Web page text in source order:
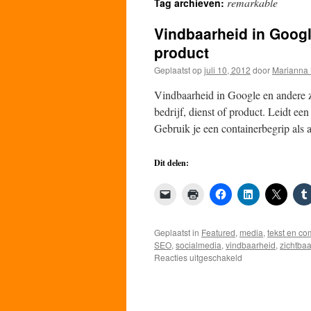
inhoud
Tag archieven:
Vindbaarheid in
product
Geplaatst opjuli 10, 2012 door Marianna
Vindbaarheid in Google en andere
bedrijf, dienst of product. Leidt
Gebruik je een containerbegrip
Dit delen:
Geplaatst in Featured, media, tekst en
SEO, socialmedia, vindbaarheid,
Reacties uitgeschakeld